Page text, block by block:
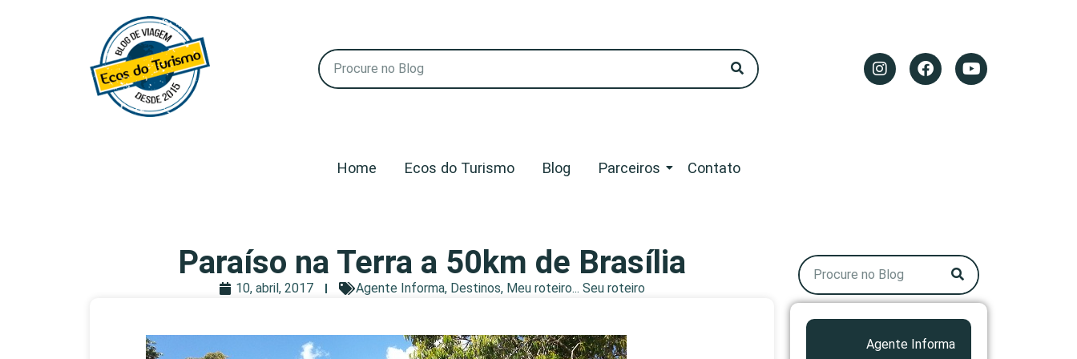
Home Ecos do Turismo Blog Parceiros Contato
Paraíso na Terra a 50km de Brasília
10, abril, 2017 Agente Informa, Destinos, Meu roteiro... Seu roteiro
Agente Informa